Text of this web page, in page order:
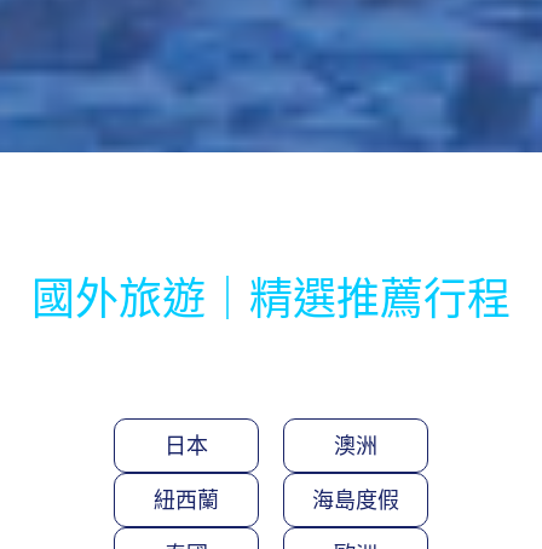
國外旅遊｜精選推薦行程
日本 澳洲
紐西蘭 海島度假